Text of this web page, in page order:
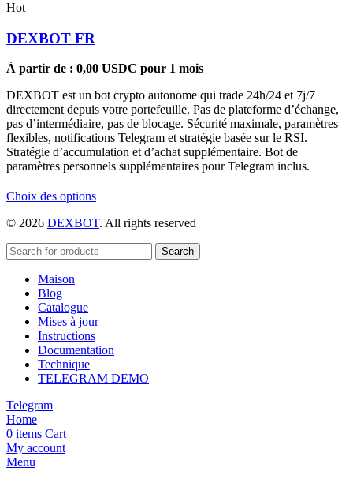
Hot
DEXBOT FR
À partir de : 0,00 USDC pour 1 mois
DEXBOT est un bot crypto autonome qui trade 24h/24 et 7j/7
directement depuis votre portefeuille. Pas de plateforme d’échange,
pas d’intermédiaire, pas de blocage. Sécurité maximale, paramètres
flexibles, notifications Telegram et stratégie basée sur le RSI.
Stratégie d’accumulation et d’achat supplémentaire. Bot de
paramètres personnels supplémentaires pour Telegram inclus.
Choix des optionsCe
a
variations.
choisies
la
du
© 2026 DEXBOT. All rights reserved
Search
Maison
Blog
Catalogue
Mises à jour
Instructions
Documentation
Technique
TELEGRAM DEMO
Telegram
Home
0 items Cart
My account
Menu